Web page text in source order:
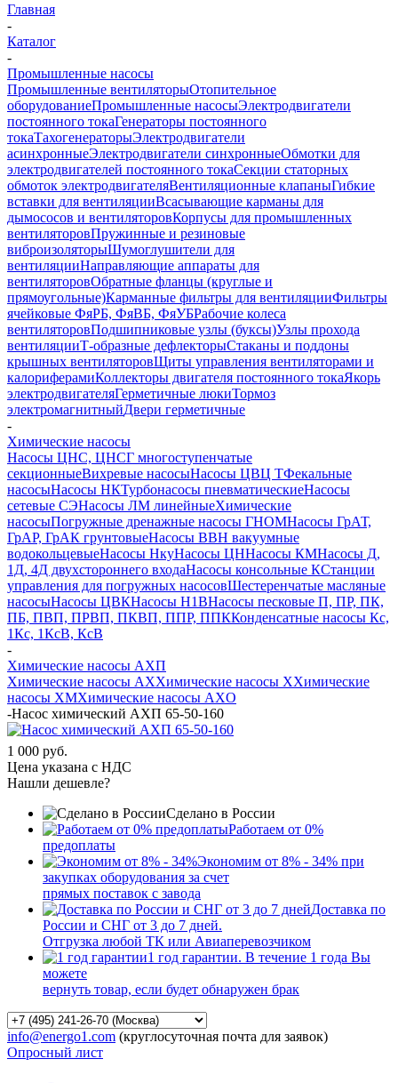
Главная
-
Каталог
-
Промышленные насосы
Промышленные вентиляторыОтопительное
оборудованиеПромышленные насосыЭлектродвигатели
постоянного токаГенераторы постоянного
токаТахогенераторыЭлектродвигатели
асинхронныеЭлектродвигатели синхронныеОбмотки для
электродвигателей постоянного токаСекции статорных
обмоток электродвигателяВентиляционные клапаныГибкие
вставки для вентиляцииВсасывающие карманы для
дымососов и вентиляторовКорпусы для промышленных
вентиляторовПружинные и резиновые
виброизоляторыШумоглушители для
вентиляцииНаправляющие аппараты для
вентиляторовОбратные фланцы (круглые и
прямоугольные)Карманные фильтры для вентиляцииФильтры
ячейковые ФяРБ, ФяВБ, ФяУБРабочие колеса
вентиляторовПодшипниковые узлы (буксы)Узлы прохода
вентиляцииТ-образные дефлекторыСтаканы и поддоны
крышных вентиляторовЩиты управления вентиляторами и
калориферамиКоллекторы двигателя постоянного токаЯкорь
электродвигателяГерметичные люкиТормоз
электромагнитныйДвери герметичные
-
Химические насосы
Насосы ЦНС, ЦНСГ многоступенчатые
секционныеВихревые насосыНасосы ЦВЦ ТФекальные
насосыНасосы НКТурбонасосы пневматическиеНасосы
сетевые СЭНасосы ЛМ линейныеХимические
насосыПогружные дренажные насосы ГНОМНасосы ГрАТ,
ГрАР, ГрАК грунтовыеНасосы ВВН вакуумные
водокольцевыеНасосы НкуНасосы ЦННасосы КМНасосы Д,
1Д, 4Д двухстороннего входаНасосы консольные КСтанции
управления для погружных насосовШестеренчатые масляные
насосыНасосы ЦВКНасосы Н1ВНасосы песковые П, ПР, ПК,
ПБ, ПВП, ПРВП, ПКВП, ППР, ППККонденсатные насосы Кс,
1Кс, 1КсВ, КсВ
-
Химические насосы АХП
Химические насосы AXХимические насосы XХимические
насосы XМХимические насосы AXО
-Насос химический АХП 65-50-160
1 000 руб.
Цена указана с НДС
Нашли дешевле?
Сделано в России
Работаем от 0%
предоплаты
Экономим от 8% - 34% при
закупках оборудования за счет
прямых поставок с завода
Доставка по
России и СНГ от 3 до 7 дней.
Отгрузка любой ТК или Авиаперевозчиком
1 год гарантии. В течение 1 года Вы
можете
вернуть товар, если будет обнаружен брак
info@energo1.com (круглосуточная почта для заявок)
Опросный лист